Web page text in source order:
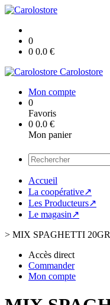
0
0 0.0 €
Carolostore
Mon compte
0
Favoris
0 0.0 €
Mon panier
Accueil
La coopérative↗
Les Producteurs↗
Le magasin↗
> MIX SPAGHETTI 20GR
Accès direct
Commander
Mon compte